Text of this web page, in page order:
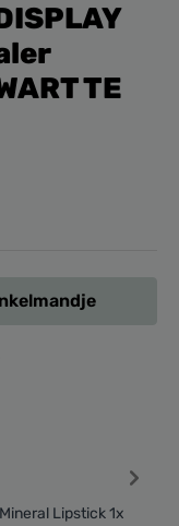
TE
Lipstick 1x